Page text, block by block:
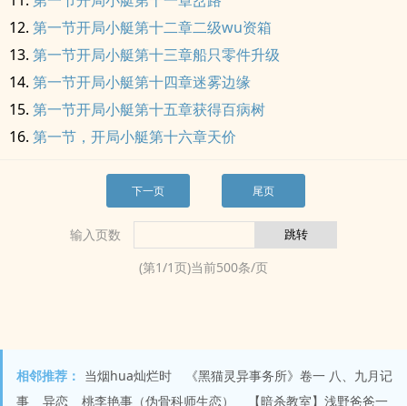
第一节开局小艇第十二章二级wu资箱
第一节开局小艇第十三章船只零件升级
第一节开局小艇第十四章迷雾边缘
第一节开局小艇第十五章获得百病树
第一节，开局小艇第十六章天价
下一页 尾页
输入页数
(第1/1页)当前500条/页
相邻推荐： 当烟hua灿烂时
《黑猫灵异事务所》卷一 八、九月记
事
异恋 桃李艳事（伪骨科师生恋） 【暗杀教室】浅野爸爸一